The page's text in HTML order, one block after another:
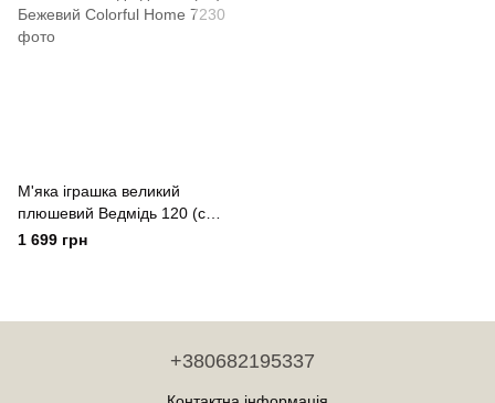
М'яка іграшка великий
плюшевий Ведмідь 120 (см)
Бежевий Colorful Home
1 699 грн
+380682195337